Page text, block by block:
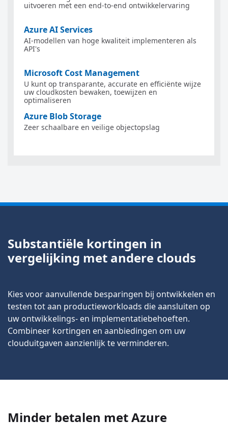
uitvoeren met een end-to-end ontwikkelervaring
Azure AI Services
AI-modellen van hoge kwaliteit implementeren als
API's
Microsoft Cost Management
U kunt op transparante, accurate en efficiënte wijze
uw cloudkosten bewaken, toewijzen en
optimaliseren
Azure Blob Storage
Zeer schaalbare en veilige objectopslag
Substantiële kortingen in
vergelijking met andere clouds
Kies voor aanvullende besparingen bij ontwikkelen en
testen tot aan productieworkloads die aansluiten op
uw ontwikkelings- en implementatiebehoeften.
Combineer kortingen en aanbiedingen om uw
clouduitgaven aanzienlijk te verminderen.
Minder betalen met Azure